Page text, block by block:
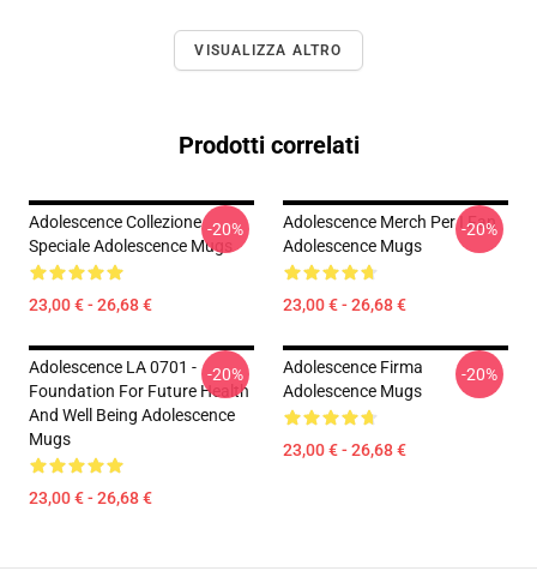
VISUALIZZA ALTRO
Prodotti correlati
Adolescence Collezione
Speciale Adolescence Mugs
23,00 € - 26,68 €
-20%
Adolescence Merch Per I Fan
Adolescence Mugs
23,00 € - 26,68 €
-20%
Adolescence LA 0701 -
Foundation For Future Health
And Well Being Adolescence
Mugs
23,00 € - 26,68 €
-20%
Adolescence Firma
Adolescence Mugs
23,00 € - 26,68 €
-20%